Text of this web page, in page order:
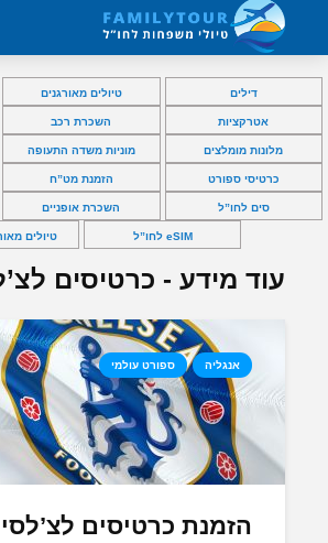
דילים טיולים מאורגנים
אטרקציות השכרת רכב
מלונות מומלצים מוניות משדה התעופה
כרטיסי ספורט הזמנת מט”ח
סים לחו”ל השכרת אופניים
eSIM לחו”ל טיולים
עוד מידע - כרטיסים
אנגליה ספורט עולמי
הזמנת כרטיסים